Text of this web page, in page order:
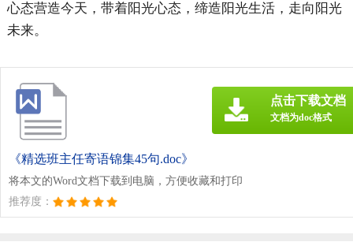
心态营造今天，带着阳光心态，缔造阳光生活，走向阳光
未来。
《精选班主任寄语锦集45句.doc》
将本文的Word文档下载到电脑，方便收藏和打印
推荐度：
点击下载文档
文档为doc格式